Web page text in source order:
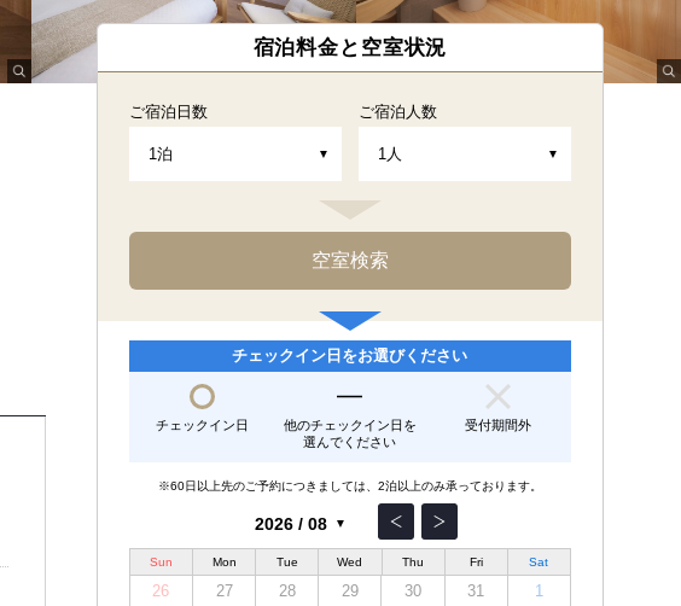
宿泊料金と空室状況
ご宿泊日数 ご宿泊人数
チェックイン日をお選びください
チェックイン日
他のチェックイン日を
選んでください
受付期間外
※60日以上先のご予約につきましては、2泊以上のみ承っております。
Sun Mon Tue Wed Thu Fri Sat
26 27 28 29 30 31 1